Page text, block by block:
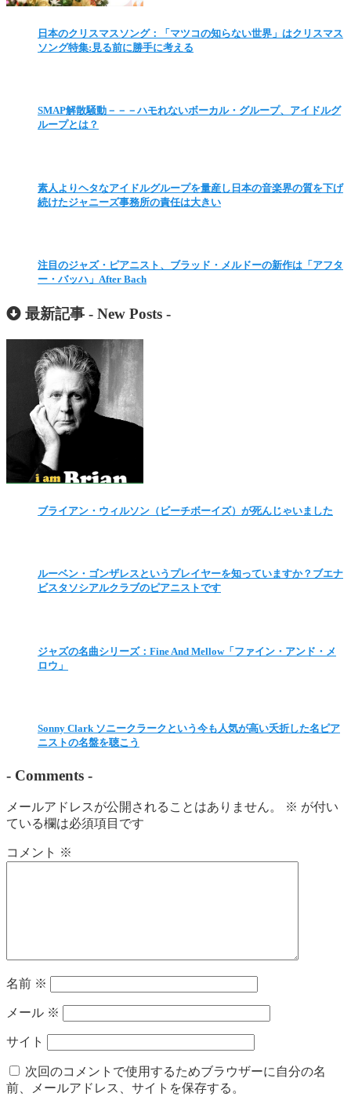
日本のクリスマスソング：「マツコの知らない世界」はクリスマス
ソング特集:見る前に勝手に考える
SMAP解散騒動－－－ハモれないボーカル・グループ、アイドルグ
ループとは？
素人よりヘタなアイドルグループを量産し日本の音楽界の質を下げ
続けたジャニーズ事務所の責任は大きい
注目のジャズ・ピアニスト、ブラッド・メルドーの新作は「アフタ
ー・バッハ」After Bach
最新記事 - New Posts -
ブライアン・ウィルソン（ビーチボーイズ）が死んじゃいました
ルーベン・ゴンザレスというプレイヤーを知っていますか？ブエナ
ビスタソシアルクラブのピアニストです
ジャズの名曲シリーズ：Fine And Mellow「ファイン・アンド・メ
ロウ」
Sonny Clark ソニークラークという今も人気が高い夭折した名ピア
ニストの名盤を聴こう
- Comments -
メールアドレスが公開されることはありません。 ※ が付い
ている欄は必須項目です
コメント ※
名前 ※
メール ※
サイト
次回のコメントで使用するためブラウザーに自分の名
前、メールアドレス、サイトを保存する。